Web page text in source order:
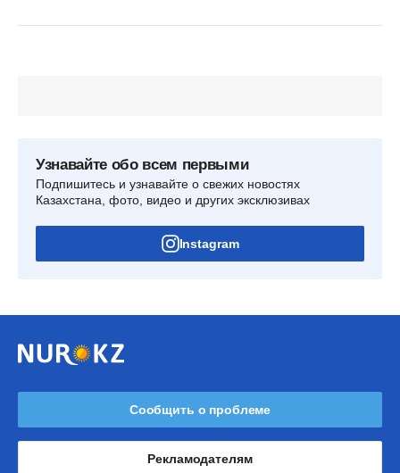
Узнавайте обо всем первыми
Подпишитесь и узнавайте о свежих новостях
Казахстана, фото, видео и других эксклюзивах
Instagram
Сообщить о проблеме
Рекламодателям